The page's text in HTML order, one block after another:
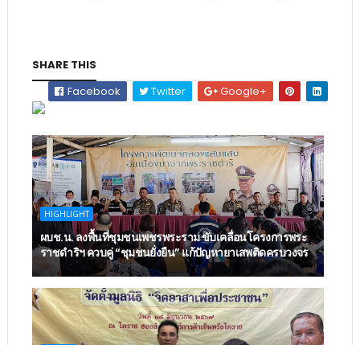
SHARE THIS
Facebook
Twitter Google+
HIGHLIGHT
ผบช.น. ลงพื้นที่ชุมชนเพชรพระราม ขับเคลื่อนโครงการพระ
ราชดำริฯ ควบคู่ “ชุมชนยั่งยืน” แก้ปัญหายาเสพติดครบวงจร